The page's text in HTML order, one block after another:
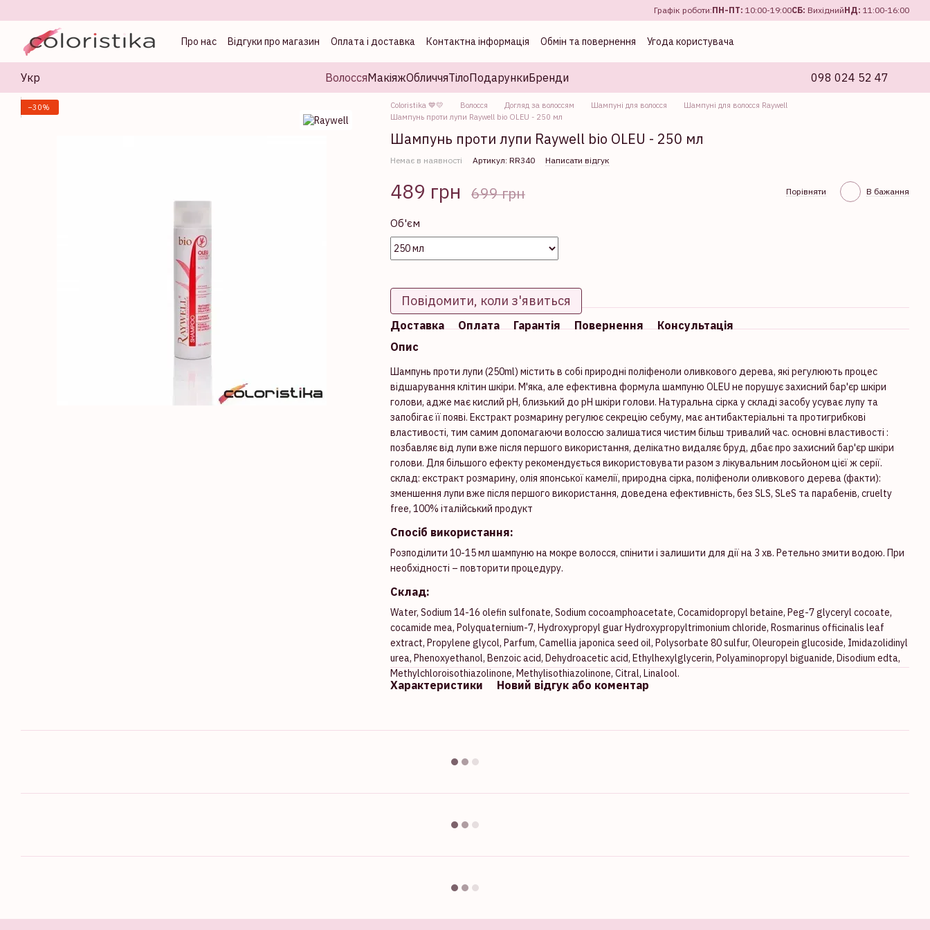
Графік роботи:ПН-ПТ: 10:00-19:00CБ: ВихіднийНД: 11:00-16:00
Про нас Відгуки про магазин Оплата і доставка Контактна інформація Обмін та повернення
Угода користувача
Укр ВолоссяМакіяжОбличчяТілоПодарункиБренди 098 024 52 47
−30% Coloristika 💙💛 Волосся Догляд за волоссям Шампуні для волосся
Шампуні для волосся Raywell
Шампунь проти лупи Raywell bio OLEU - 250 мл
Шампунь проти лупи Raywell bio OLEU - 250 мл
Немає в наявності Артикул: RR340 Написати відгук
489 грн 699 грн Порівняти В бажання
Об'єм
Повідомити, коли з'явиться
Доставка Оплата Гарантія Повернення
Консультація
Опис
Шампунь проти лупи (250ml) містить в собі природні поліфеноли оливкового дерева, які регулюють процес
відшарування клітин шкіри. М'яка, але ефективна формула шампуню OLEU не порушує захисний бар'єр шкіри
голови, адже має кислий рН, близький до pH шкіри голови. Натуральна сірка у складі засобу усуває лупу та
запобігає її появі. Екстракт розмарину регулює секрецію себуму, має антибактеріальні та протигрибкові
властивості, тим самим допомагаючи волоссю залишатися чистим більш тривалий час. основні властивості :
позбавляє від лупи вже після першого використання, делікатно видаляє бруд, дбає про захисний бар'єр шкіри
голови. Для більшого ефекту рекомендується використовувати разом з лікувальним лосьйоном цієї ж серії.
склад: екстракт розмарину, олія японської камелії, природна сірка, поліфеноли оливкового дерева (факти):
зменшення лупи вже після першого використання, доведена ефективність, без SLS, SLeS та парабенів, cruelty
free, 100% італійський продукт
Спосіб використання:
Розподілити 10-15 мл шампуню на мокре волосся, спінити і залишити для дії на 3 хв. Ретельно змити водою. При
необхідності – повторити процедуру.
Склад:
Water, Sodium 14-16 olefin sulfonate, Sodium cocoamphoacetate, Cocamidopropyl betaine, Peg-7 glyceryl cocoate,
cocamide mea, Polyquaternium-7, Hydroxypropyl guar Hydroxypropyltrimonium chloride, Rosmarinus officinalis leaf
extract, Propylene glycol, Parfum, Camellia japonica seed oil, Polysorbate 80 sulfur, Oleuropein glucoside, Imidazolidinyl
urea, Phenoxyethanol, Benzoic acid, Dehydroacetic acid, Ethylhexylglycerin, Polyaminopropyl biguanide, Disodium edta,
Methylchloroisothiazolinone, Methylisothiazolinone, Citral, Linalool.
Характеристики Новий відгук або коментар